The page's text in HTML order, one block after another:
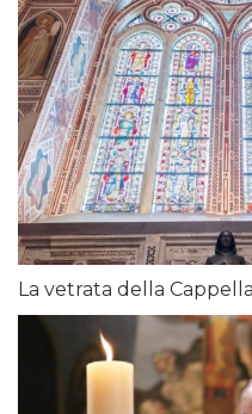
La vetrata della